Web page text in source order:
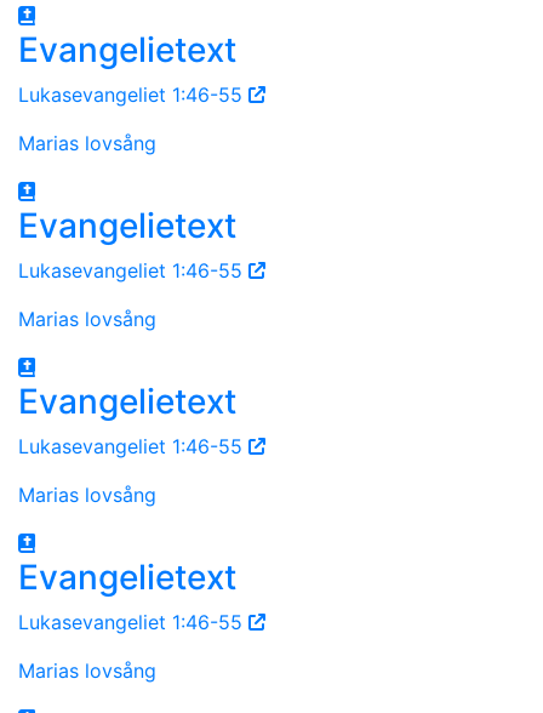
Evangelietext
Lukasevangeliet 1:46-55
Marias lovsång
Evangelietext
Lukasevangeliet 1:46-55
Marias lovsång
Evangelietext
Lukasevangeliet 1:46-55
Marias lovsång
Evangelietext
Lukasevangeliet 1:46-55
Marias lovsång